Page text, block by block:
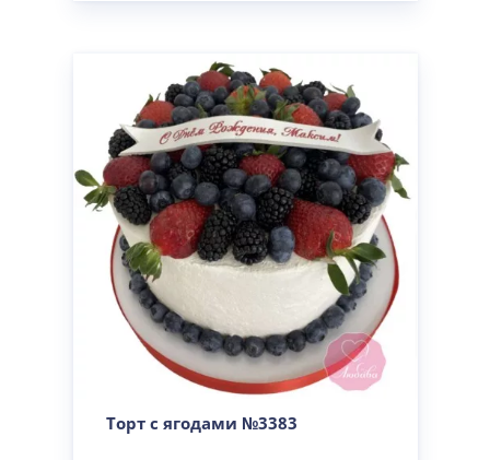
Торт с ягодами №3383